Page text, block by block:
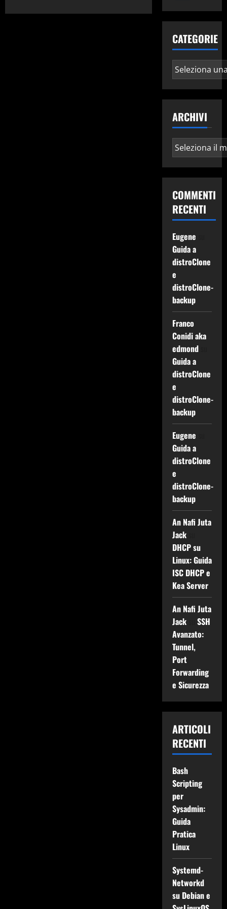
CATEGORIE
Categorie
ARCHIVI
Archivi
COMMENTI
RECENTI
Eugene
Guida a
distroClone
e
distroClone-
backup
Franco
Conidi aka
edmondsu
Guida a
distroClone
e
distroClone-
backup
Eugene
Guida a
distroClone
e
distroClone-
backup
An Nafi Juta
Jacksu
DHCP su
Linux: Guida
ISC DHCP e
Kea Server
An Nafi Juta
Jacksu SSH
Avanzato:
Tunnel,
Port
Forwarding
e Sicurezza
ARTICOLI
RECENTI
Bash
Scripting
per
Sysadmin:
Guida
Pratica
Linux
Systemd-
Networkd
su Debian e